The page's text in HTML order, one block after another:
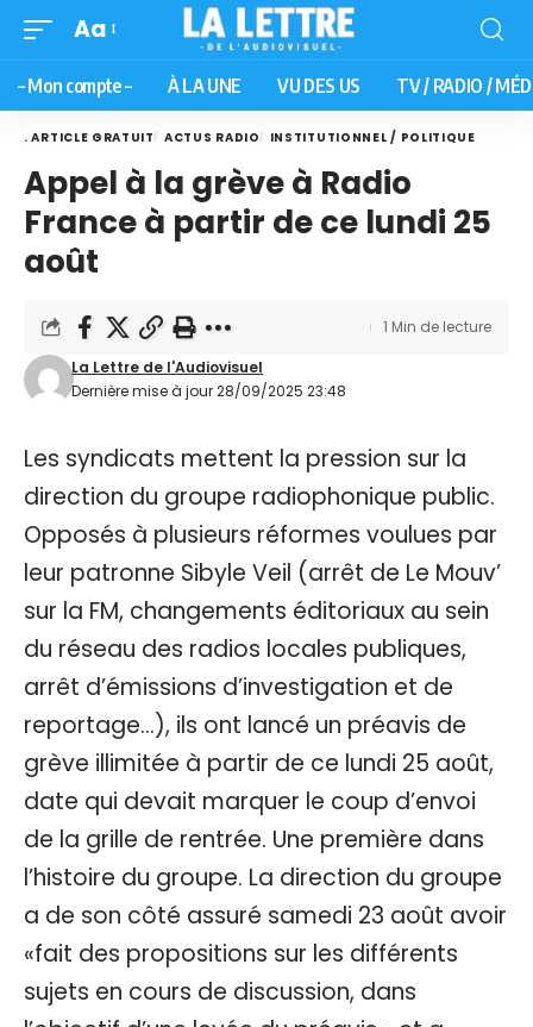
Aa
– Mon compte – À LA UNE VU DES US TV / RADIO /
. ARTICLE GRATUIT ACTUS RADIO INSTITUTIONNEL / POLITIQUE
Appel à la grève à Radio
France à partir de ce lundi 25
août
Dernière mise à jour 28/09/2025 23:48
La Lettre de l'Audiovisuel
1 Min de lecture
Les syndicats mettent la pression sur la
direction du groupe radiophonique public.
Opposés à plusieurs réformes voulues par
leur patronne Sibyle Veil (arrêt de Le Mouv’
sur la FM, changements éditoriaux au sein
du réseau des radios locales publiques,
arrêt d’émissions d’investigation et de
reportage…), ils ont lancé un préavis de
grève illimitée à partir de ce lundi 25 août,
date qui devait marquer le coup d’envoi
de la grille de rentrée. Une première dans
l’histoire du groupe. La direction du groupe
a de son côté assuré samedi 23 août avoir
«fait des propositions sur les différents
sujets en cours de discussion, dans